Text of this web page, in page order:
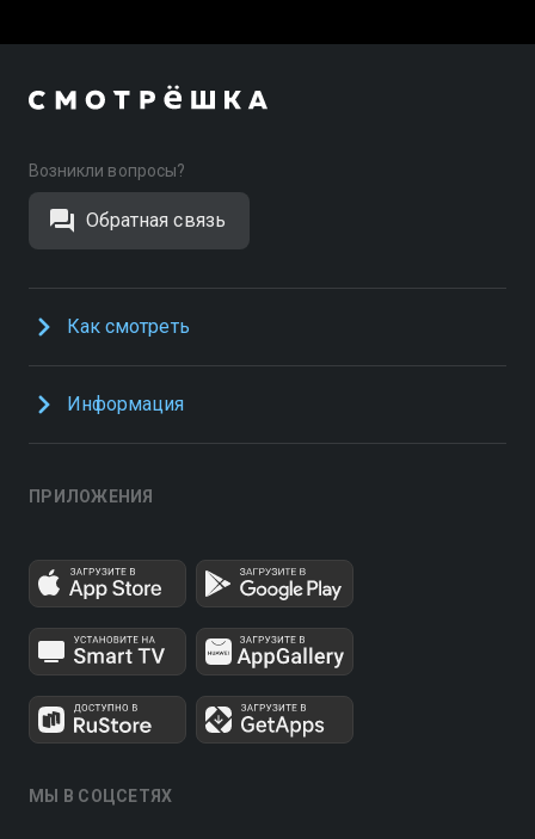
Возникли вопросы?
Обратная связь
Как смотреть
Информация
ПРИЛОЖЕНИЯ
МЫ В СОЦСЕТЯХ